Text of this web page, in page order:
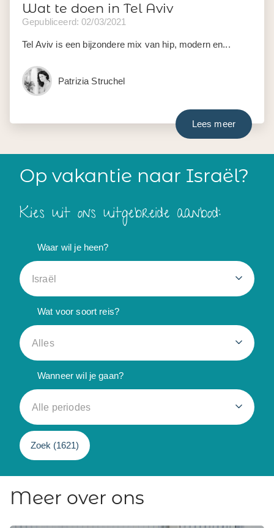
Wat te doen in Tel Aviv
Gepubliceerd: 02/03/2021
Tel Aviv is een bijzondere mix van hip, modern en...
Patrizia Struchel
Lees meer
Op vakantie naar Israël?
Kies uit ons uitgebreide aanbod:
Waar wil je heen?
Israël
Wat voor soort reis?
Alles
Wanneer wil je gaan?
Alle periodes
Zoek (1621)
Meer over ons